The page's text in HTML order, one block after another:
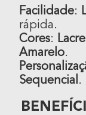
Facilidade:
rápida.
Cores:
Amarelo.
Sequencial .